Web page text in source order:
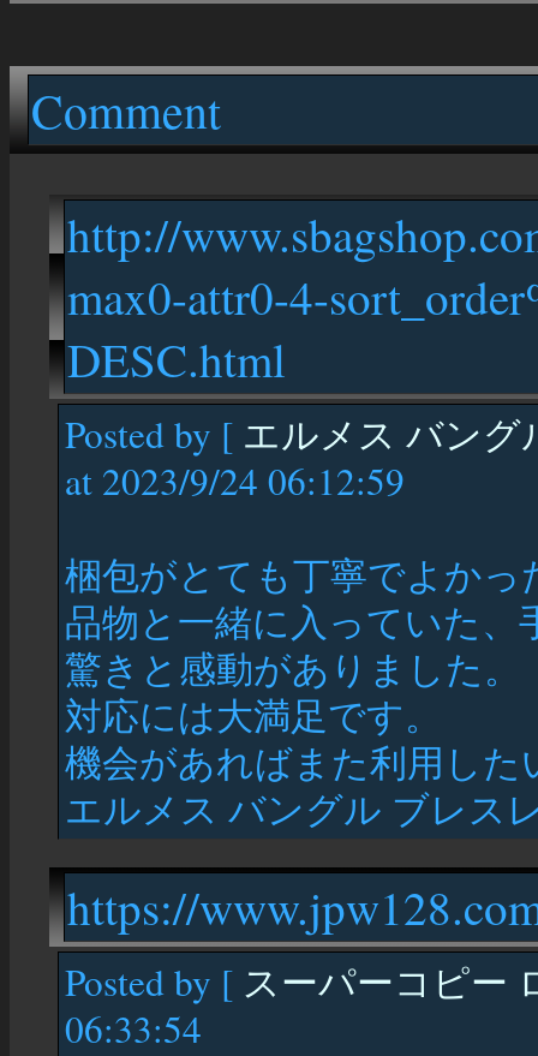
Comment
http://
max0-attr0-4-
DESC.html
Posted by [ エルメス バン
at 2023/9/24 06:12:59
梱包がとても丁寧でよかっ
品物と一緒に入っていた、
驚きと感動がありました。
対応には大満足です。
機会があればまた利用した
エルメス バングル ブレス
https://
Posted by [ スーパーコピー
06:33:54